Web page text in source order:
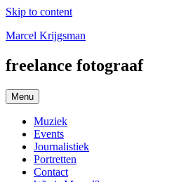
Skip to content
Marcel Krijgsman
freelance fotograaf
Menu
Muziek
Events
Journalistiek
Portretten
Contact